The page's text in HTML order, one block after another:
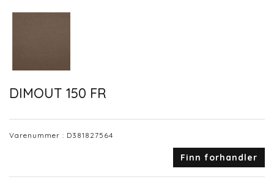
DIMOUT 150 FR
Varenummer : D381827564
Finn forhandler